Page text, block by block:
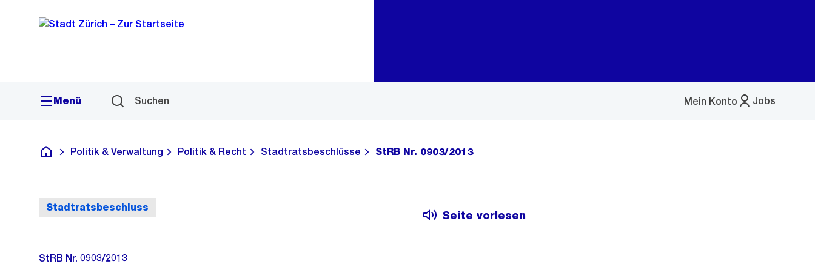
Navigation
Sprunglink
Menü Suchen Jobs
Mein Konto
Menü
Deutsch
Politik & Verwaltung Politik & Recht Stadtratsbeschlüsse StRB Nr. 0903/2013
Stadtratsbeschluss
Seite vorlesen
StRB Nr. 0903/2013